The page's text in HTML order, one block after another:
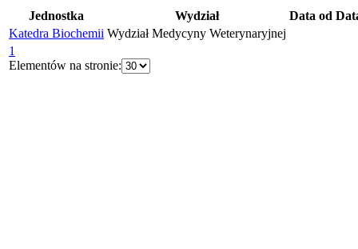
Jednostka Wydział Data od
Katedra Biochemii Wydział Medycyny Weterynaryjnej
1
Elementów na stronie: